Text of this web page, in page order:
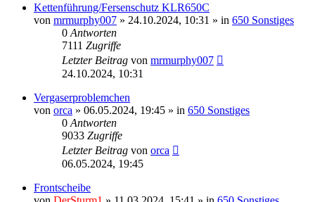
Kettenführung/Fersenschutz KLR650C
von mrmurphy007 » 24.10.2024, 10:31 » in 650 Sonstiges
0 Antworten
7111 Zugriffe
Letzter Beitrag von mrmurphy007
24.10.2024, 10:31
Vergaserproblemchen
von orca » 06.05.2024, 19:45 » in 650 Sonstiges
0 Antworten
9033 Zugriffe
Letzter Beitrag von orca
06.05.2024, 19:45
Frontscheibe